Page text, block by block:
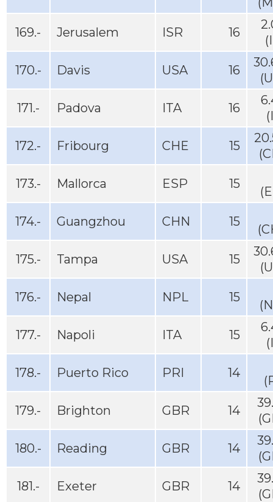
169.- Jerusalem ISR 16
170.- Davis USA 16
171.- Padova ITA 16
172.- Fribourg CHE 15
173.- Mallorca ESP 15
174.- Guangzhou CHN 15
175.- Tampa USA 15
176.- Nepal NPL 15
177.- Napoli ITA 15
178.- Puerto Rico PRI 14
179.- Brighton GBR 14
180.- Reading GBR 14
181.- Exeter GBR 14